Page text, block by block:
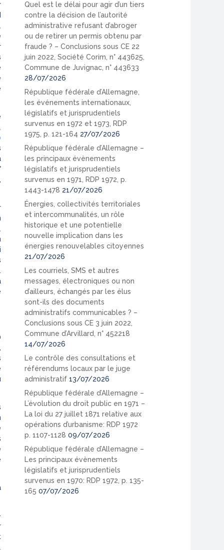
,
Quel est le délai pour agir d’un tiers
contre la décision de l’autorité
administrative refusant d’abroger
ou de retirer un permis obtenu par
fraude ? – Conclusions sous CE 22
juin 2022, Société Corim, n° 443625,
Commune de Juvignac, n° 443633
28/07/2026
République fédérale d’Allemagne,
les événements internationaux,
législatifs et jurisprudentiels
survenus en 1972 et 1973, RDP
1975, p. 121-164 27/07/2026
République fédérale d’Allemagne –
les principaux évènements
législatifs et jurisprudentiels
survenus en 1971, RDP 1972, p.
1443-1478 21/07/2026
Énergies, collectivités territoriales
et intercommunalités, un rôle
historique et une potentielle
nouvelle implication dans les
énergies renouvelables citoyennes
21/07/2026
Les courriels, SMS et autres
messages, électroniques ou non
d’ailleurs, échangés par les élus
sont-ils des documents
administratifs communicables ? –
Conclusions sous CE 3 juin 2022,
Commune d’Arvillard, n° 452218
14/07/2026
Le contrôle des consultations et
référendums locaux par le juge
administratif 13/07/2026
République fédérale d’Allemagne –
L’évolution du droit public en 1971 –
La loi du 27 juillet 1871 relative aux
opérations d’urbanisme: RDP 1972
p. 1107-1128 09/07/2026
République fédérale d’Allemagne –
Les principaux évènements
législatifs et jurisprudentiels
survenus en 1970: RDP 1972, p. 135-
165 07/07/2026